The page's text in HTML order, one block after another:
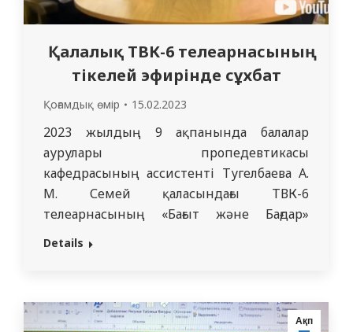
Қалалық ТВК-6 телеарнасының
тікелей эфирінде сұхбат
Қоғамдық өмір 15.02.2023
2023 жылдың 9 ақпанында балалар
аурулары пропедевтикасы
кафедрасының ассистенті Тугелбаева А.
М. Семей қаласындағы ТВК-6
телеарнасының «Бағыт және Бағдар»
бағдарламасына сұхбатқа шақырылды.
дамуы, кейбір ауруларды ерте
Details
Ақп